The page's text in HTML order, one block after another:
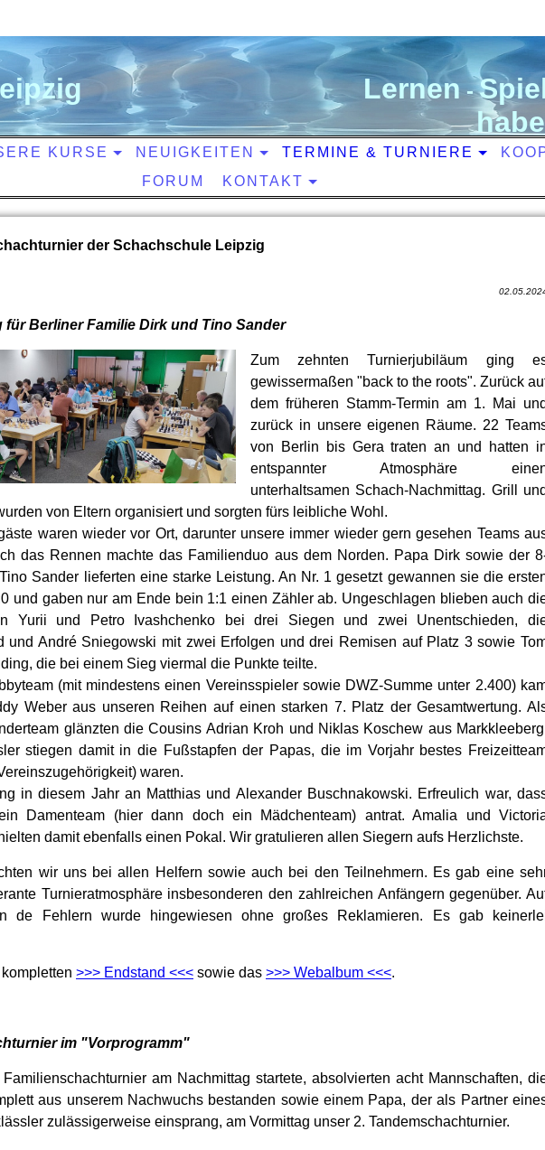
eipzig Lernen - S
KURSE NEUIGKEITEN TERMINE & TURNIERE
FORUM
KONTAKT
der Schachschule Leipzig
für Berliner Familie Dirk und Tino Sander
Zum zehnten Turnierjubiläum ging
gewissermaßen "back to the roots". Zurück
dem früheren Stamm-Termin am 1. Mai und
zurück in unsere eigenen Räume. 22
von Berlin bis Gera traten an und hatten
entspannter Atmosphäre
unterhaltsamen Schach-Nachmittag. Grill und
von Eltern organisiert und sorgten fürs leibliche Wohl.
waren wieder vor Ort, darunter unsere immer wieder gern gesehen Teams
das Rennen machte das Familienduo aus dem Norden. Papa Dirk sowie der
Sander lieferten eine starke Leistung. An Nr. 1 gesetzt gewannen sie die
und gaben nur am Ende bein 1:1 einen Zähler ab. Ungeschlagen blieben auch
Yurii und Petro Ivashchenko bei drei Siegen und zwei Unentschieden,
und André Sniegowski mit zwei Erfolgen und drei Remisen auf Platz 3 sowie
die bei einem Sieg viermal die Punkte teilte.
(mit mindestens einen Vereinsspieler sowie DWZ-Summe unter 2.400)
Weber aus unseren Reihen auf einen starken 7. Platz der Gesamtwertung.
glänzten die Cousins Adrian Kroh und Niklas Koschew aus
stiegen damit in die Fußstapfen der Papas, die im Vorjahr bestes
waren.
in diesem Jahr an Matthias und Alexander Buschnakowski. Erfreulich war,
Damenteam (hier dann doch ein Mädchenteam) antrat. Amalia und
damit ebenfalls einen Pokal. Wir gratulieren allen Siegern aufs Herzlichste.
wir uns bei allen Helfern sowie auch bei den Teilnehmern. Es gab eine
Turnieratmosphäre insbesonderen den zahlreichen Anfängern gegenüber.
de Fehlern wurde hingewiesen ohne großes Reklamieren. Es gab
>>> Endstand <<< sowie das >>> Webalbum <<<.
im "Vorprogramm"
am Nachmittag startete, absolvierten acht Mannschaften,
aus unserem Nachwuchs bestanden sowie einem Papa, der als Partner
zulässigerweise einsprang, am Vormittag unser 2. Tandemschachturnier.